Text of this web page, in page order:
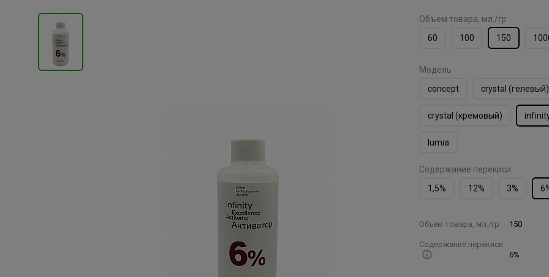
Объем товара, мл./гр
60
100 150
Модель
concept
crystal (гелевый)
crystal (кремовый)
lumia
Содержание перекиси
1,5%
12% 3%
Объем товара, мл./гр 150
Содержание перекиси
6%